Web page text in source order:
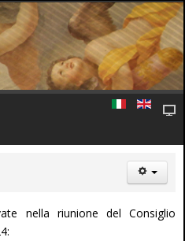
nella riunione del Consiglio